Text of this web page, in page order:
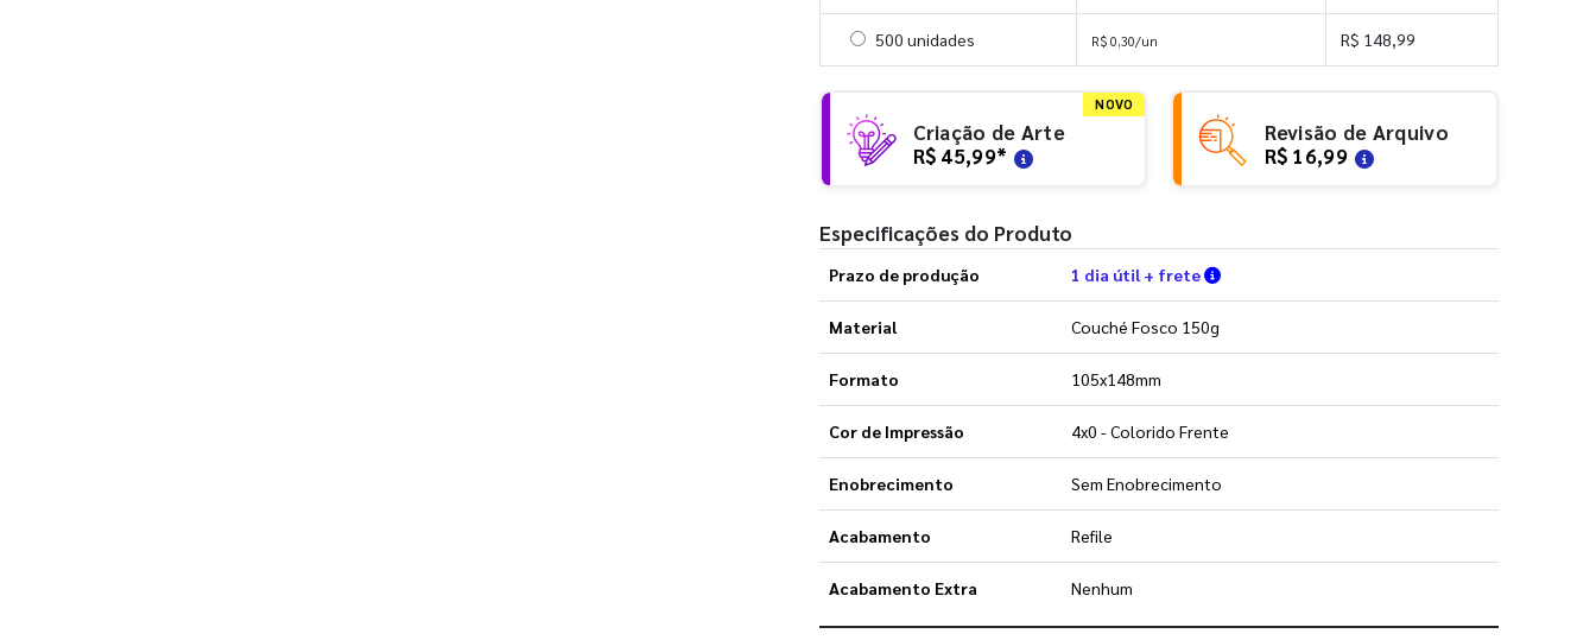
Selecionar 500 unidades
500 unidades R$ 0,30/un R$ 148,99
NOVO
Criação de Arte
R$ 45,99*
Revisão de Arquivo
R$ 16,99
Especificações do Produto
Prazo de produção 1 dia útil + frete Verifique as condições de entrega
Material Couché Fosco 150g
Formato 105x148mm
Cor de Impressão 4x0 - Colorido Frente
Enobrecimento Sem Enobrecimento
Acabamento Refile
Acabamento Extra Nenhum